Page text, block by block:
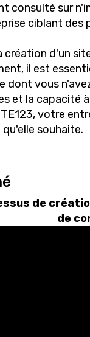
consulté sur
ciblant des
création d'un
il est
dont vous
et la capacité
votre
souhaite.
de
de